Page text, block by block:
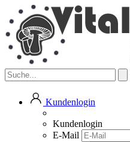
Kundenlogin
Kundenlogin
E-Mail